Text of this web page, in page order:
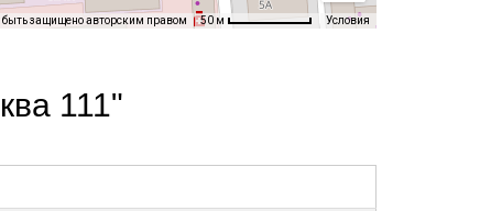
быть защищено авторским правом 50 м Условия
111"